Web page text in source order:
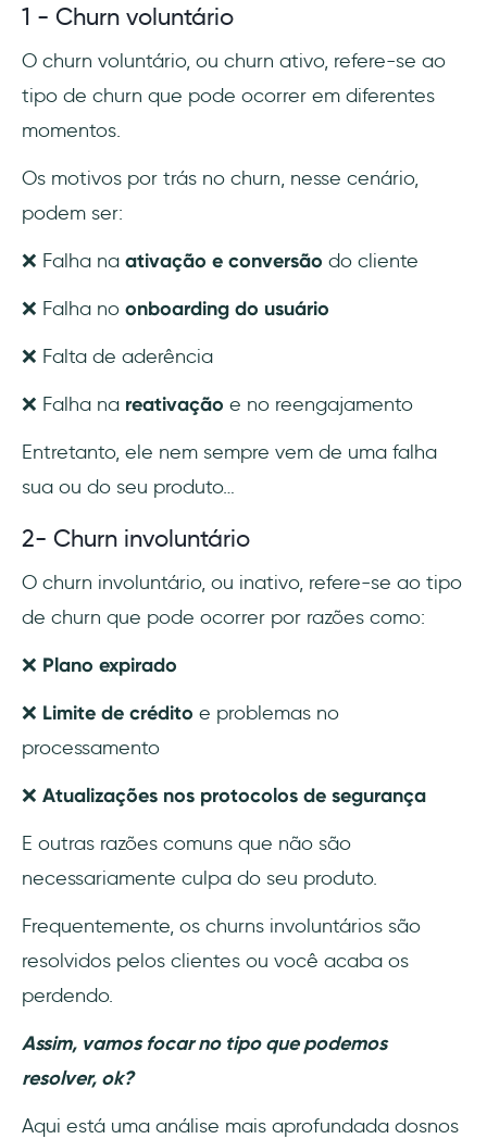
1 - Churn voluntário
O churn voluntário, ou churn ativo, refere-se ao
tipo de churn que pode ocorrer em diferentes
momentos.
Os motivos por trás no churn, nesse cenário,
podem ser:
❌ Falha na ativação e conversão do cliente
❌ Falha no onboarding do usuário
❌ Falta de aderência
❌ Falha na reativação e no reengajamento
Entretanto, ele nem sempre vem de uma falha
sua ou do seu produto…
2- Churn involuntário
O churn involuntário, ou inativo, refere-se ao tipo
de churn que pode ocorrer por razões como:
❌ Plano expirado
❌ Limite de crédito e problemas no
processamento
❌ Atualizações nos protocolos de segurança
E outras razões comuns que não são
necessariamente culpa do seu produto.
Frequentemente, os churns involuntários são
resolvidos pelos clientes ou você acaba os
perdendo.
Assim, vamos focar no tipo que podemos
resolver, ok?
Aqui está uma análise mais aprofundada dosnos